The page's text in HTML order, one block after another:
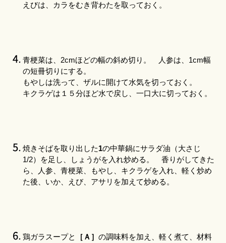
えびは、カラをむき背わたを取っておく。
青梗菜は、2cmほどの幅の斜め切り。 人参は、1cm幅
の短冊切りにする。
もやしは洗って、ザルに開けて水気を切っておく。
キクラゲは１５分ほど水で戻し、一口大に切っておく。
焼きそばを取り出した1の中華鍋にサラダ油（大さじ
1/2）を足し、しょうがを入れ炒める。 香りがしてきた
ら、人参、青梗菜、もやし、キクラゲを入れ、軽く炒め
た後、いか、えび、アサリを加えて炒める。
鶏ガラスープと ［Ａ］ の調味料を加え、軽く煮て、材料